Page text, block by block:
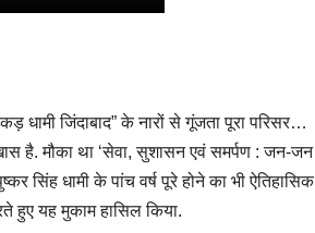
जिंदाबाद” के नारों से गूंजता पूरा परिसर…
है. मौका था ‘सेवा, सुशासन एवं समर्पण : जन-जन
सिंह धामी के पांच वर्ष पूरे होने का भी ऐतिहासिक
हुए यह मुकाम हासिल किया.